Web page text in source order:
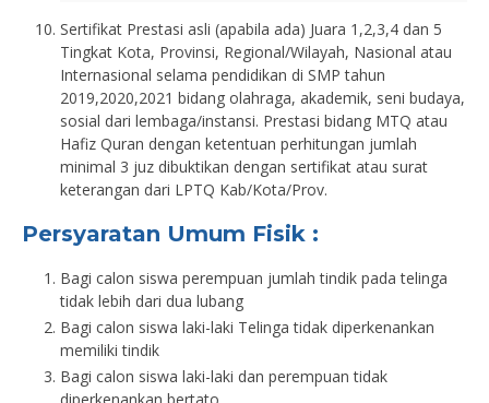
Sertifikat Prestasi asli (apabila ada) Juara 1,2,3,4 dan 5
Tingkat Kota, Provinsi, Regional/Wilayah, Nasional atau
Internasional selama pendidikan di SMP tahun
2019,2020,2021 bidang olahraga, akademik, seni budaya,
sosial dari lembaga/instansi. Prestasi bidang MTQ atau
Hafiz Quran dengan ketentuan perhitungan jumlah
minimal 3 juz dibuktikan dengan sertifikat atau surat
keterangan dari LPTQ Kab/Kota/Prov.
Persyaratan Umum Fisik :
Bagi calon siswa perempuan jumlah tindik pada telinga
tidak lebih dari dua lubang
Bagi calon siswa laki-laki Telinga tidak diperkenankan
memiliki tindik
Bagi calon siswa laki-laki dan perempuan tidak